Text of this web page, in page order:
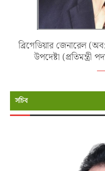
ব্রিগেডিয়ার জেনারেল
উপদেষ্টা (প্রতিমন্ত্রী
সচিব